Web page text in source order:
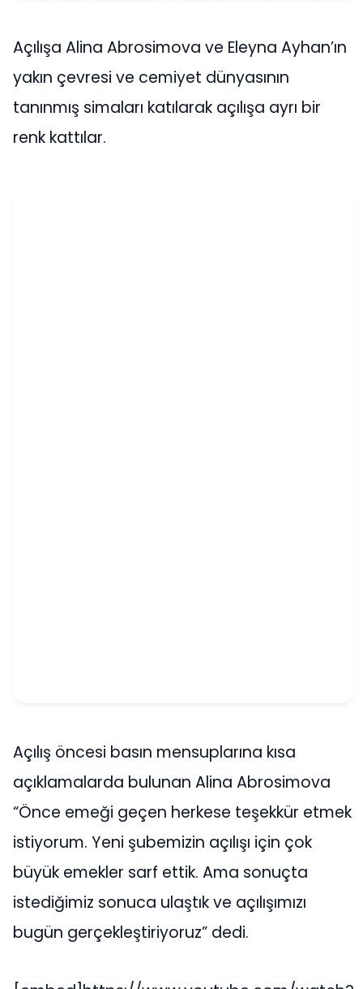
Açılışa Alina Abrosimova ve Eleyna Ayhan’ın
yakın çevresi ve cemiyet dünyasının
tanınmış simaları katılarak açılışa ayrı bir
renk kattılar.
Açılış öncesi basın mensuplarına kısa
açıklamalarda bulunan Alina Abrosimova
“Önce emeği geçen herkese teşekkür etmek
istiyorum. Yeni şubemizin açılışı için çok
büyük emekler sarf ettik. Ama sonuçta
istediğimiz sonuca ulaştık ve açılışımızı
bugün gerçekleştiriyoruz” dedi.